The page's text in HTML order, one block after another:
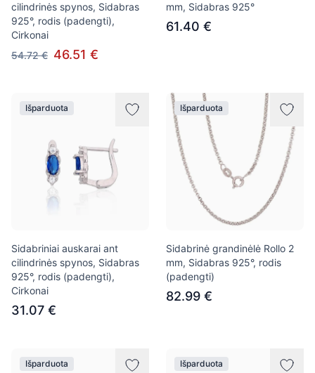
cilindrinės spynos, Sidabras
925°, rodis (padengti),
Cirkonai
54.72 € 46.51 €
mm, Sidabras 925°
61.40 €
Išparduota
Sidabriniai auskarai ant
cilindrinės spynos, Sidabras
925°, rodis (padengti),
Cirkonai
31.07 €
Išparduota
Sidabrinė grandinėlė Rollo 2
mm, Sidabras 925°, rodis
(padengti)
82.99 €
Išparduota Išparduota